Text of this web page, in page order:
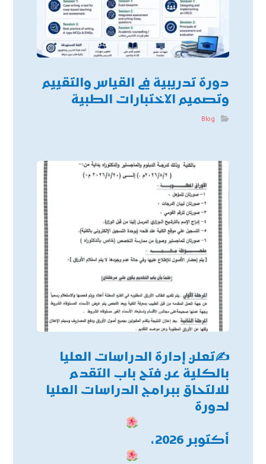
دورة تدريبية في القياس والتقييم
وتصميم الاختبارات الطبية
Blog
✍تعلن إدارة الدراسات العليا
بالكلية عن فتح باب التقدم
للالتحاق ببرامج الدراسات العليا
لدورة
أكتوبر 2026،